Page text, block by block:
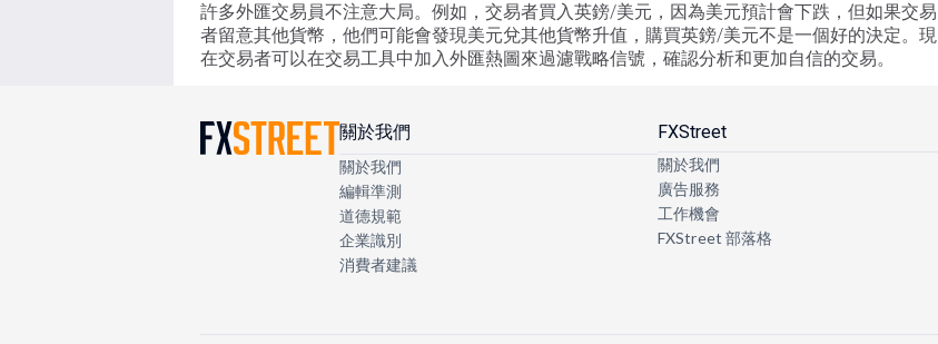
許多外匯交易員不注意大局。例如，交易者買入英鎊/美元，因為美元預計會下跌，但如果交易
者留意其他貨幣，他們可能會發現美元兌其他貨幣升值，購買英鎊/美元不是一個好的決定。現
在交易者可以在交易工具中加入外匯熱圖來過濾戰略信號，確認分析和更加自信的交易。
關於我們
關於我們
編輯準測
道德規範
企業識別
消費者建議
FXStreet
關於我們
廣告服務
工作機會
FXStreet 部落格